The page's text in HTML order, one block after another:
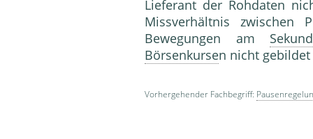
Lieferant der Rohdaten
Missverhältnis zwischen
Bewegungen am
Börsenkursen nicht
Vorhergehender Fachbegriff: